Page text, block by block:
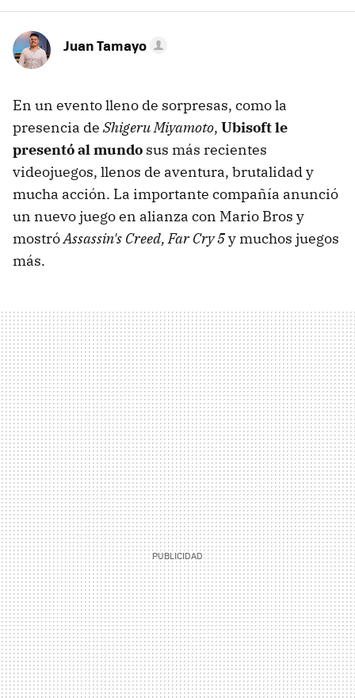
Juan Tamayo
En un evento lleno de sorpresas, como la
presencia de Shigeru Miyamoto, Ubisoft le
presentó al mundo sus más recientes
videojuegos, llenos de aventura, brutalidad y
mucha acción. La importante compañía anunció
un nuevo juego en alianza con Mario Bros y
mostróAssassin's Creed, Far Cry 5y muchos juegos
más.